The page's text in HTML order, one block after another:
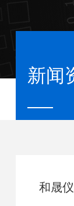
新闻
和晟